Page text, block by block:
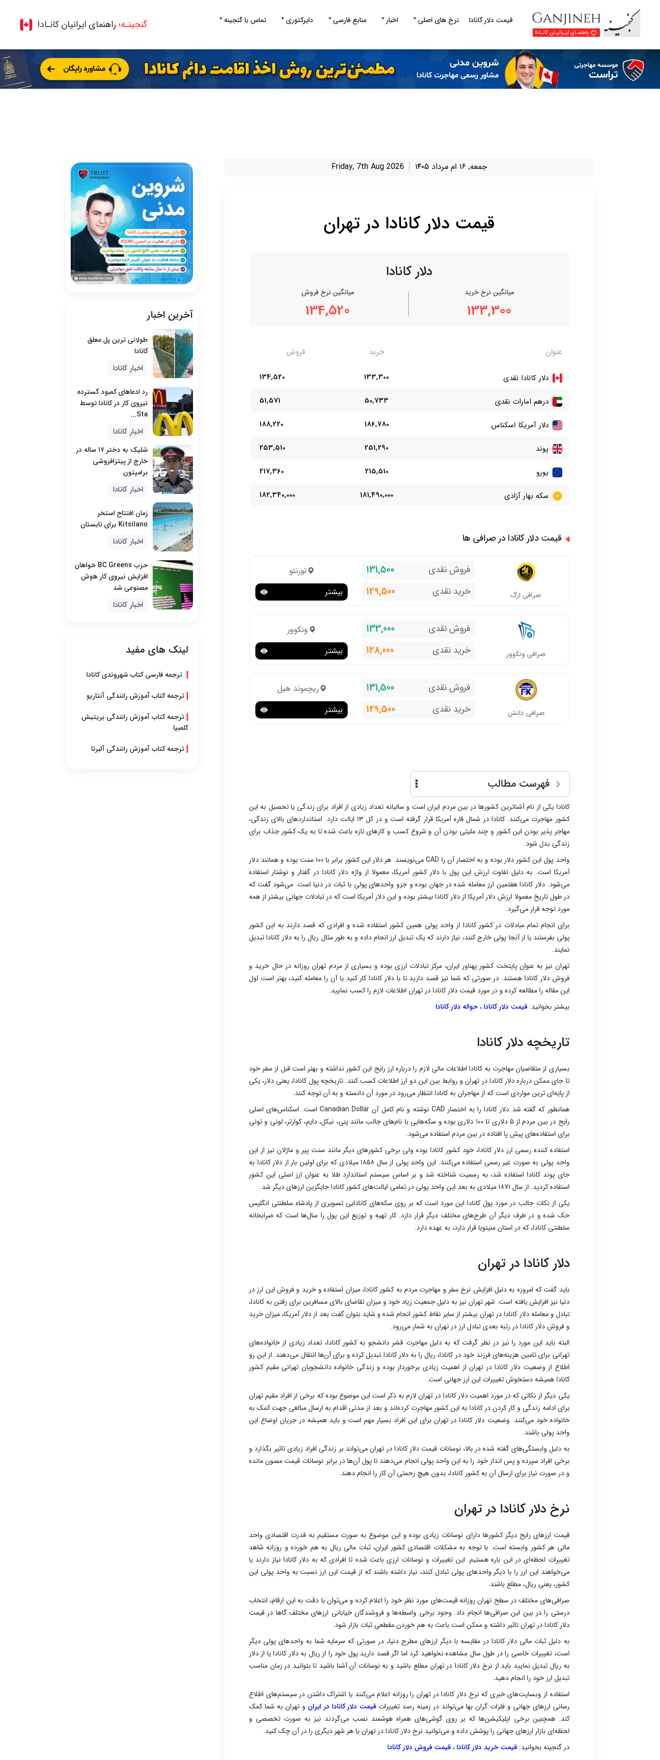
قیمت دلار کانادا نرخ های اصلی اخبار منابع فارسی دایرکتوری تماس با گنجینه گنجینـه؛ راهنمای ایرانیان کانـادا
جمعه, ۱۶ ام مرداد ۱۴۰۵ Friday, 7th Aug 2026
قیمت دلار کانادا در تهران
دلار کانادا
میانگین نرخ خرید
133,300
میانگین نرخ فروش
134,520
عنوان خرید فروش
دلار کانادا نقدی 133,300
134,520
درهم امارات نقدی 50,733
51,571
دلار آمریکا اسکناس 186,780
188,220
پوند 251,290
253,510
یورو 215,510
217,360
سکه بهار آزادی 181,490,000
182,340,000
قیمت دلار کانادا در صرافی ها
صرافی ارگ
فروش نقدی 131,500
خرید نقدی 129,500
تورنتو
بیشتر
صرافی ونکوور
فروش نقدی 133,000
خرید نقدی 128,000
ونکوور
بیشتر
صرافی دانش
فروش نقدی 131,500
خرید نقدی 129,500
ریچموند هیل
بیشتر
فهرست مطالب
کانادا یکی از نام آشناترین کشورها در بین مردم ایران است و سالیانه تعداد زیادی از افراد برای زندگی یا تحصیل به این
کشور مهاجرت می‌کنند. کانادا در شمال قاره آمریکا قرار گرفته است و در کل ۱۳ ایالت دارد. استانداردهای بالای زندگی،
مهاجر پذیر بودن این کشور و چند ملیتی بودن آن و شروع کسب و کارهای تازه باعث شده تا به یک کشور جذاب برای
زندگی بدل شود.
واحد پول این کشور دلار بوده و به اختصار آن را CAD می‌نویسند. هر دلار این کشور برابر با ۱۰۰ سنت بوده و همانند دلار
آمریکا است. به دلیل تفاوت ارزش این پول با دلار کشور آمریکا، معمولا از واژه دلار کانادا در گفتار و نوشتار استفاده
می‌شود. دلار کانادا هفتمین ارز معامله شده در جهان بوده و جزو واحدهای پولی با ثبات در دنیا است. می‌شود گفت که
در طول تاریخ معمولا ارزش دلار آمریکا از دلار کانادا بیشتر بوده و این دلار آمریکا است که در تبادلات جهانی بیشتر از همه
مورد توجه قرار می‌گیرد.
برای انجام تمام مبادلات در کشور کانادا از واحد پولی همین کشور استفاده شده و افرادی که قصد دارند به این کشور
پولی بفرستند یا از آنجا پولی خارج کنند، نیاز دارند که یک تبدیل ارز انجام داده و به طور مثال ریال را به دلار کانادا تبدیل
نمایند.
تهران نیز به عنوان پایتخت کشور پهناور ایران، مرکز تبادلات ارزی بوده و بسیاری از مردم تهران روزانه در حال خرید و
فروش دلار کانادا هستند. در صورتی که شما نیز قصد دارید تا با دلار کانادا کار کنید یا آن را معامله کنید، بهتر است اول
این مقاله را مطالعه کرده و در مورد قیمت دلار کانادا در تهران اطلاعات لازم را کسب نمایید.
بیشتر بخوانید:قیمت دلار کانادا،حواله دلار کانادا
تاریخچه دلار کانادا
بسیاری از متقاضیان مهاجرت به کانادا اطلاعات مالی لازم را درباره ارز رایج این کشور نداشته و بهتر است قبل از سفر خود
تا جای ممکن درباره دلار کانادا در تهران و روابط بین این دو ارز اطلاعات کسب کنند. تاریخچه پول کانادا، یعنی دلار، یکی
از پایه‌ای ترین مواردی است که از مهاجران به کانادا انتظار می‌رود در مورد آن دانسته و به آن توجه کنند.
همانطور که گفته شد دلار کانادا را به اختصار CAD نوشته و نام کامل آن Canadian Dollar است. اسکناس‌های اصلی
رایج در بین مردم از ۵ دلاری تا ۱۰۰ دلاری بوده و سکه‌هایی با نام‌های جالب مانند پنی،‌ نیکل، دایم، کوارتر، لونی و تونی
برای استفاده‌های پیش پا افتاده در بین مردم استفاده می‌شود.
استفاده کننده رسمی ارز دلار کانادا، خود کشور کانادا بوده ولی برخی کشورهای دیگر مانند سنت پیر و ماژلان نیز از این
واحد پولی به صورت غیر رسمی استفاده می‌کنند. این واحد پولی از سال ۱۸۵۸ میلادی که برای اولین بار از دلار کانادا به
جای پوند کانادا استفاده شد، به رسمیت شناخته شد و بر اساس سیستم استاندارد طلا به عنوان ارز اصلی این کشور
استفاده کردید. از سال ۱۸۷۱ میلادی به بعد این واحد پولی در تمامی ایالت‌های کشور کانادا جایگزین ارزهای دیگر شد.
یکی از نکات جالب در مورد پول کانادا این مورد است که بر روی سکه‌های کانادایی تصویری از پادشاه سلطنتی انگلیس
حک شده و در طرف دیگر آن طرح‌های مختلف دیگر قرار دارد. کار تهیه و توزیع این پول را سال‌ها است که ضرابخانه
سلطنتی کانادا، که در استان منیتوبا قرار دارد، به عهده دارد.
دلار کانادا در تهران
باید گفت که امروزه به دلیل افزایش نرخ سفر و مهاجرت مردم به کشور کانادا، میزان استفاده و خرید و فروش این ارز در
دنیا نیز افزایش یافته است. شهر تهران نیز به دلیل جمعیت زیاد خود و میزان تقاضای بالای مسافرین برای رفتن به کانادا،
تبادل و معامله دلار کانادا در تهران بیشتر از سایر نقاط کشور انجام شده و شاید بتوان گفت بعد از دلار آمریکا، میزان خرید
و فروش دلار کانادا در رتبه بعدی تبادل ارز در تهران به شمار می‌رود.
البته باید این مورد را نیز در نظر گرفت که به دلیل مهاجرت قشر دانشجو به کشور کانادا، تعداد زیادی از خانواده‌های
تهرانی برای تامین هزینه‌های فرزند خود در کانادا، ریال را به دلار کانادا تبدیل کرده و برای آن‌ها انتقال می‌دهند. از این رو
اطلاع از وضعیت دلار کانادا در تهران از اهمیت زیادی برخوردار بوده و زندگی خانواده دانشجویان تهرانی مقیم کشور
کانادا همیشه دستخوش تغییرات این ارز جهانی است.
یکی دیگر از نکاتی که در مورد اهمیت دلار کانادا در تهران لازم به ذکر است این موضوع بوده که برخی از افراد مقیم تهران
برای ادامه زندگی و کار کردن در کانادا به این کشور مهاجرت کرده‌اند و بعد از مدتی اقدام به ارسال مبالغی جهت کمک به
خانواده خود می‌کنند. وضعیت دلار کانادا در تهران برای این افراد بسیار مهم است و باید همیشه در جریان اوضاع این
واحد پولی باشند.
به دلیل وابستگی‌های گفته شده در بالا، نوسانات قیمت دلار کانادا در تهران می‌تواند بر زندگی افراد زیادی تاثیر بگذارد و
برخی افراد سپرده و پس انداز خود را به این واحد پولی انجام می‌دهند تا پول آن‌ها در برابر نوسانات قیمت مصون مانده
و در صورت نیاز برای ارسال آن به کشور کانادا، بدون هیچ زحمتی آن کار را انجام دهند.
نرخ دلار کانادا در تهران
قیمت ارزهای رایج دیگر کشورها دارای نوسانات زیادی بوده و این موضوع به صورت مستقیم به قدرت اقتصادی واحد
مالی هر کشور وابسته است. با توجه به مشکلات اقتصادی کشور ایران، ثبات مالی ریال به هم خورده و روزانه شاهد
تغییرات لحظه‌ای در این باره هستیم. این تغییرات و نوسانات ارزی باعث شده تا افرادی که به دلار کانادا نیاز دارند یا
می‌خواهند این ارز را با دیگر واحدهای پولی تبادل کنند، نیاز داشته باشند که از قیمت این ارز نسبت به واحد پولی این
کشور، یعنی ریال، مطلع باشند.
صرافی‌های مختلف در سطح تهران روزانه قیمت‌های مورد نظر خود را اعلام کرده و می‌توان با دقت به این ارقام، انتخاب
درستی را در بین این صرافی‌ها انجام داد. وجود برخی واسطه‌ها و فروشندگان خیابانی ارزهای مختلف گاها در قیمت
دلار کانادا در تهران تاثیر داشته و ممکن است باعث به هم خوردن مقطعی ثبات بازار شود.
به دلیل ثبات مالی دلار کانادا در مقایسه با دیگر ارزهای مطرح دنیا، در صورتی که سرمایه شما به واحدهای پولی دیگر
است، تغییرات خاصی را در طول سال مشاهده نخواهید کرد اما اگر قصد دارید پول خود را از ریال به دلار کانادا یا از دلار
به ریال تبدیل نمایید باید از نرخ دلار کانادا در تهران مطلع باشید و به نوسانات آن آشنا باشید تا بتوانید در زمان مناسب
تبدیل ارز خود را انجام دهید.
استفاده از وبسایت‌های خبری که نرخ دلار کانادا در تهران را روزانه اعلام می‌کنند یا اشتراک داشتن در سیستم‌های اطلاع
رسانی ارزهای جهانی و فلزات گران‌ بها می‌تواند در زمینه رصد تغییرات قیمت دلار کانادا در ایران و تهران به شما کمک
کند. همچنین برخی اپلیکیشن‌‌ها که بر روی گوشی‌های همراه هوشمند نصب می‌گردند نیز به صورت تخصصی و
لحظه‌ای بازار ارزهای جهانی را پوشش داده و می‌توانید نرخ دلار کانادا در تهران یا هر شهر دیگری را در آن چک کنید.
در گنجینه بخوانید:قیمت خرید دلار کانادا،قیمت فروش دلار کانادا
آخرین اخبار
طولانی ترین پل معلق
کانادا
اخبار کانادا
رد ادعاهای کمبود گسترده
نیروی کار در کانادا توسط
Sta...
اخبار کانادا
شلیک به دختر ۱۷ ساله در
خارج از پیتزافروشی
برامپتون
اخبار کانادا
زمان افتتاح استخر
Kitsilano برای تابستان
اخبار کانادا
حزب BC Greens خواهان
افزایش نیروی کار هوش
مصنوعی شد
اخبار کانادا
لینک های مفید
ترجمه فارسی کتاب شهروندی کانادا
ترجمه کتاب آموزش رانندگی آنتاریو
ترجمه کتاب آموزش رانندگی بریتیش
کلمبیا
ترجمه کتاب آموزش رانندگی آلبرتا